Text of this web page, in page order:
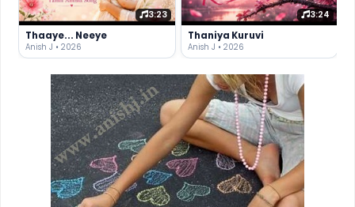
3:23
Thaaye... Neeye
Anish J • 2026
3:24
Thaniya Kuruvi
Anish J • 2026